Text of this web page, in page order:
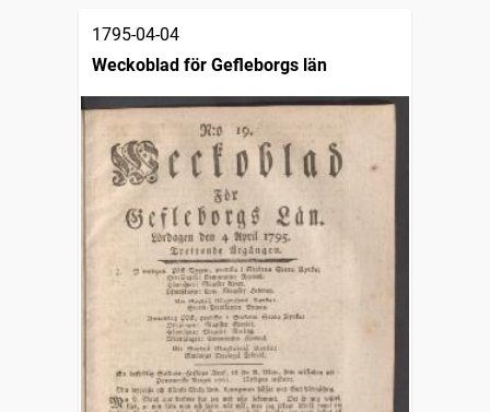
1795-04-04
Weckoblad för Gefleborgs län